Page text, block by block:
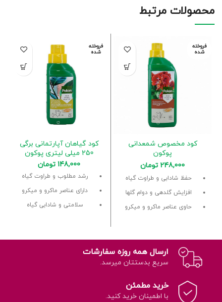
محصولات مرتبط
فروخته
شده
کود مخصوص شمعدانی
پوکون
248,000 تومان
حفظ شادابی و طراوت گیاه
افزایش گلدهی و دوام گلها
حاوی عناصر ماکرو و میکرو
فروخته
شده
کود گیاهان آپارتمانی برگی
250 میلی لیتری پوکون
148,000 تومان
رشد مطلوب و طراوت گیاه
دارای عناصر ماکرو و میکرو
سلامتی و شادابی گیاه
ارسال همه روزه سفارشات
سریع بدستتان میرسد.
خرید مطمئن
با اطمینان خرید کنید.